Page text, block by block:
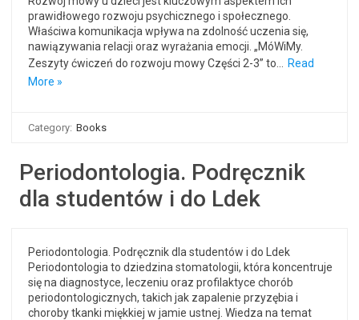
prawidłowego rozwoju psychicznego i społecznego.
Właściwa komunikacja wpływa na zdolność uczenia się,
nawiązywania relacji oraz wyrażania emocji. „MóWiMy.
Zeszyty ćwiczeń do rozwoju mowy Części 2-3” to…
Read
More »
Category: Books
Periodontologia. Podręcznik
dla studentów i do Ldek
Periodontologia. Podręcznik dla studentów i do Ldek
Periodontologia to dziedzina stomatologii, która koncentruje
się na diagnostyce, leczeniu oraz profilaktyce chorób
periodontologicznych, takich jak zapalenie przyzębia i
choroby tkanki miękkiej w jamie ustnej. Wiedza na temat